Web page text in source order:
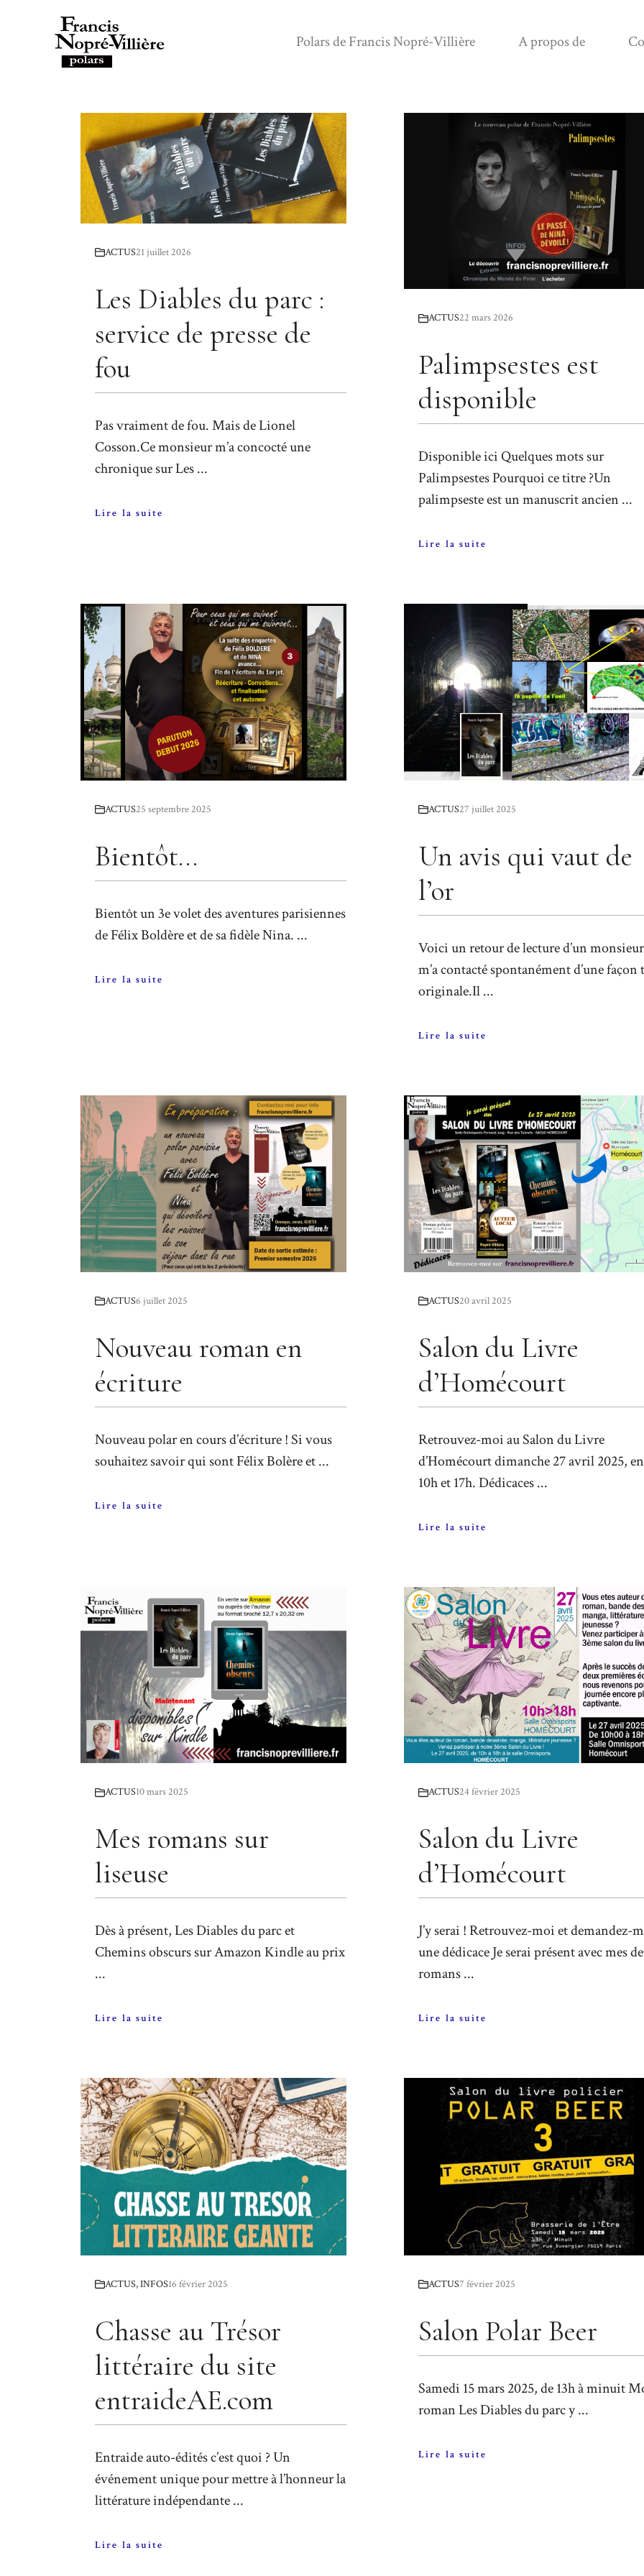
Polars de Francis Nopré-Villière A propos de
ACTUS21 juillet 2026
Les Diables du parc :
service de presse de
fou
Pas vraiment de fou. Mais de Lionel
Cosson.Ce monsieur m’a concocté une
chronique sur Les ...
Lire la suite
ACTUS22 mars 2026
Palimpsestes est
disponible
Disponible ici Quelques mots sur
Palimpsestes Pourquoi ce titre ?Un
palimpseste est un manuscrit ancien ...
Lire la suite
ACTUS25 septembre 2025
Bientôt…
Bientôt un 3e volet des aventures parisiennes
de Félix Boldère et de sa fidèle Nina. ...
Lire la suite
ACTUS27 juillet 2025
Un avis qui vaut de
l’or
Voici un retour de lecture d’un
m’a contacté spontanément d’une façon
originale.Il ...
Lire la suite
ACTUS6 juillet 2025
Nouveau roman en
écriture
Nouveau polar en cours d’écriture ! Si vous
souhaitez savoir qui sont Félix Bolère et ...
Lire la suite
ACTUS20 avril 2025
Salon du Livre
d’Homécourt
Retrouvez-moi au Salon du Livre
d’Homécourt dimanche 27 avril 2025,
10h et 17h. Dédicaces ...
Lire la suite
ACTUS10 mars 2025
Mes romans sur
liseuse
Dès à présent, Les Diables du parc et
Chemins obscurs sur Amazon Kindle au prix
...
Lire la suite
ACTUS24 février 2025
Salon du Livre
d’Homécourt
J’y serai ! Retrouvez-moi et demandez-
une dédicace Je serai présent avec mes
romans ...
Lire la suite
ACTUS,INFOS16 février 2025
Chasse au Trésor
littéraire du site
entraideAE.com
Entraide auto-édités c’est quoi ? Un
événement unique pour mettre à l’honneur la
littérature indépendante ...
Lire la suite
ACTUS7 février 2025
Salon Polar Beer
Samedi 15 mars 2025, de 13h à minuit
roman Les Diables du parc y ...
Lire la suite